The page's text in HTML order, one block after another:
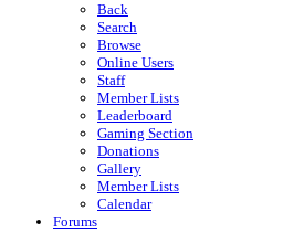
Back
Search
Browse
Online Users
Staff
Member Lists
Leaderboard
Gaming Section
Donations
Gallery
Member Lists
Calendar
Forums